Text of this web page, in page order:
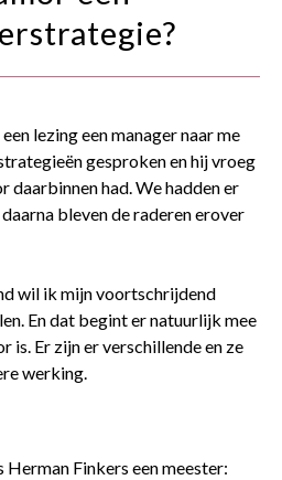
lezing een manager naar me
gesproken en hij vroeg
daarbinnen had. We hadden er
bleven de raderen erover
wil ik mijn voortschrijdend
En dat begint er natuurlijk mee
is. Er zijn er verschillende en ze
werking.
Herman Finkers een meester: